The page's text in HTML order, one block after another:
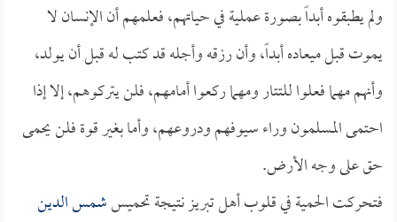
ولم يطبقوه أبداً بصورة عملية في حياتهم، فعلمهم أن الإنسان لا
يموت قبل ميعاده أبداً، وأن رزقه وأجله قد كتب له قبل أن يولد،
وأنهم مهما فعلوا للتتار ومهما ركعوا أمامهم، فلن يتركوهم، إلا إذا
احتمى المسلمون وراء سيوفهم ودروعهم، وأما بغير قوة فلن يحمى
حق على وجه الأرض.
فتحركت الحمية في قلوب أهل تبريز نتيجة تحميسشمس الدين